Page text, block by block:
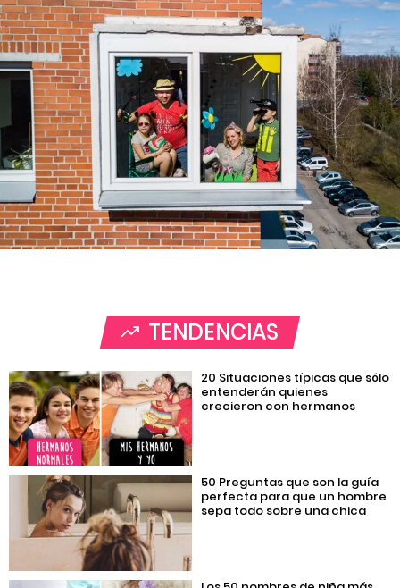
TENDENCIAS
20 Situaciones típicas que sólo
entenderán quienes
crecieron con hermanos
50 Preguntas que son la guía
perfecta para que un hombre
sepa todo sobre una chica